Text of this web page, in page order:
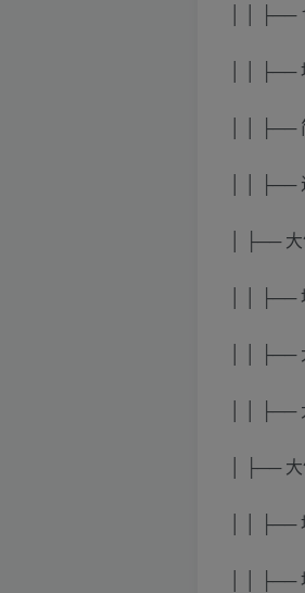
│ │ ├──
│ │ ├──
│ │ ├──
│ │ ├──
│ ├──
│ │ ├──
│ │ ├──
│ │ ├──
│ ├──
│ │ ├──
│ │ ├──